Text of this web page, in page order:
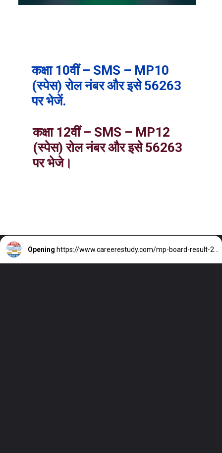
कक्षा 10वीं – SMS – MP10
(स्पेस) रोल नंबर और इसे 56263
पर भेजें.
कक्षा 12वीं – SMS – MP12
(स्पेस) रोल नंबर और इसे 56263
पर भेजे।
Opening